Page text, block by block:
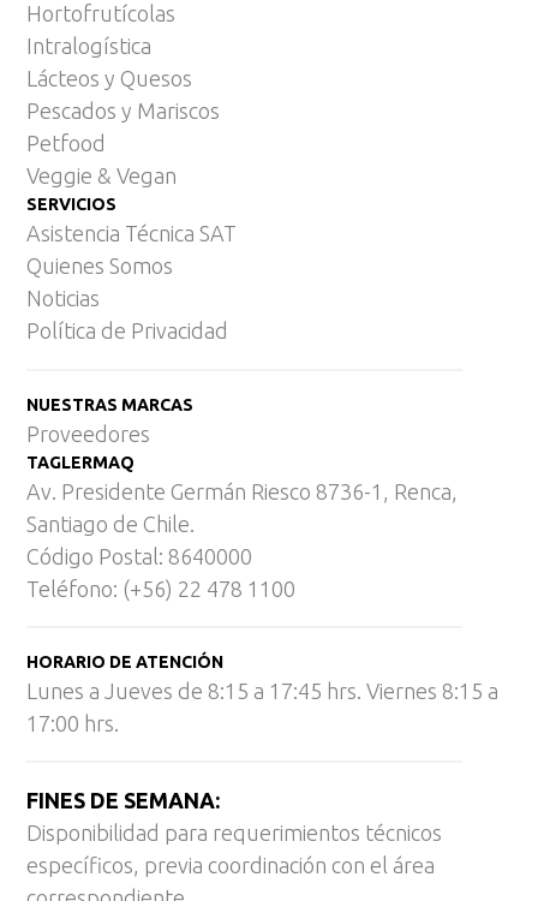
Hortofrutícolas
Intralogística
Lácteos y Quesos
Pescados y Mariscos
Petfood
Veggie & Vegan
SERVICIOS
Asistencia Técnica SAT
Quienes Somos
Noticias
Política de Privacidad
NUESTRAS MARCAS
Proveedores
TAGLERMAQ
Av. Presidente Germán Riesco 8736-1, Renca,
Santiago de Chile.
Código Postal: 8640000
Teléfono: (+56) 22 478 1100
HORARIO DE ATENCIÓN
Lunes a Jueves de 8:15 a 17:45 hrs. Viernes 8:15 a
17:00 hrs.
FINES DE SEMANA:
Disponibilidad para requerimientos técnicos
específicos, previa coordinación con el área